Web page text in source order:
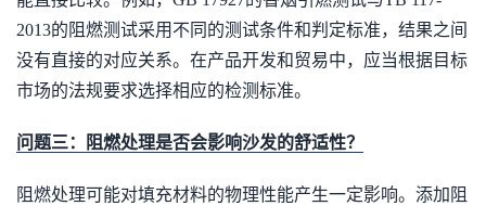
2013的阻燃测试采用不同的测试条件和判定标准，结果之间
没有直接的对应关系。在产品开发和贸易中，应当根据目标
市场的法规要求选择相应的检测标准。
问题三：阻燃处理是否会影响沙发的舒适性？
阻燃处理可能对填充材料的物理性能产生一定影响。添加阻